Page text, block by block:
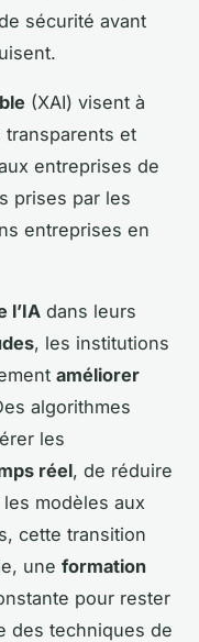
sécurité avant
(XAI) visent à
transparents et
entreprises de
prises par les
entreprises en
l’IA dans leurs
, les institutions
améliorer
algorithmes
les
réel, de réduire
les modèles aux
cette transition
une formation
pour rester
des techniques de